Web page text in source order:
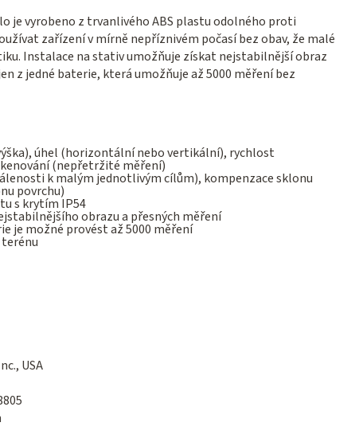
je vyrobeno z trvanlivého ABS plastu odolného proti
zařízení v mírně nepříznivém počasí bez obav, že malé
Instalace na stativ umožňuje získat nejstabilnější obraz
z jedné baterie, která umožňuje až 5000 měření bez
úhel (horizontální nebo vertikální), rychlost
(nepřetržité měření)
k malým jednotlivým cílům), kompenzace sklonu
povrchu)
s krytím IP54
obrazu a přesných měření
je možné provést až 5000 měření
USA